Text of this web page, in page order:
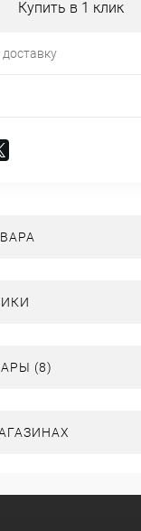
Купить в 1 клик
(8)